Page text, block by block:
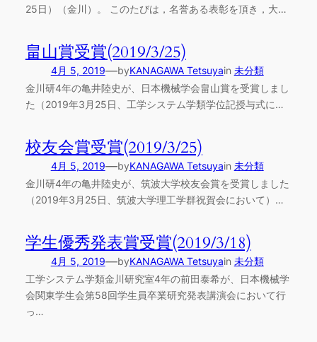
25日）（金川）。 このたびは，名誉ある表彰を頂き，大…
畠山賞受賞(2019/3/25)
4月 5, 2019—byKANAGAWA Tetsuyain 未分類
金川研4年の亀井陸史が、日本機械学会畠山賞を受賞しまし
た（2019年3月25日、工学システム学類学位記授与式に…
校友会賞受賞(2019/3/25)
4月 5, 2019—byKANAGAWA Tetsuyain 未分類
金川研4年の亀井陸史が、筑波大学校友会賞を受賞しました
（2019年3月25日、筑波大学理工学群祝賀会において）…
学生優秀発表賞受賞(2019/3/18)
4月 5, 2019—byKANAGAWA Tetsuyain 未分類
工学システム学類金川研究室4年の前田泰希が、日本機械学
会関東学生会第58回学生員卒業研究発表講演会において行
っ…